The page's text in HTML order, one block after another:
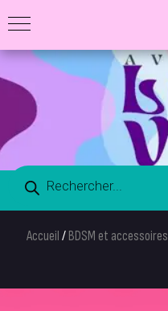
Accueil / BDSM et accessoires